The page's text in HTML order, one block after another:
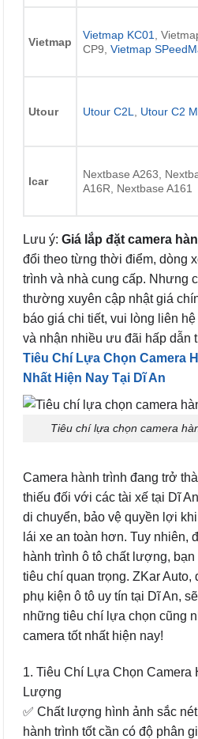
Vietmap
Vietmap KC01
,
CP9,Vietmap
Utour Utour C2L Utour C2
Icar
Nextbase A263,
A16R, Nextbase A161
Lưu ý: Giá lắp đặt camera
đổi theo từng thời điểm, dòng
trình và nhà cung cấp. Nhưng
thường xuyên cập nhật giá
báo giá chi tiết, vui lòng liên
và nhận nhiều ưu đãi hấp dẫn
Tiêu Chí Lựa Chọn Camera
Nhất Hiện Nay Tại Dĩ An
Tiêu chí lựa chọn camera
Camera hành trình đang trở
thiếu đối với các tài xế tại Dĩ
di chuyển, bảo vệ quyền lợi
lái xe an toàn hơn. Tuy nhiên,
hành trình ô tô chất lượng,
tiêu chí quan trọng. ZKar
phụ kiện ô tô uy tín tại Dĩ An,
những tiêu chí lựa chọn cũng
camera tốt nhất hiện nay!
1. Tiêu Chí Lựa Chọn Camera
Lượng
✅ Chất lượng hình ảnh sắc
hành trình tốt cần có độ phân